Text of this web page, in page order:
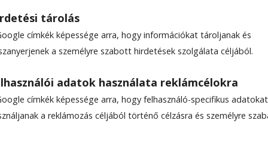
tárolás
címkék képessége arra, hogy információkat tároljanak és
a személyre szabott hirdetések szolgálata céljából.
adatok használata reklámcélokra
címkék képessége arra, hogy felhasználó-specifikus adatokat
a reklámozás céljából történő célzásra és személyre
helyek
5 perc